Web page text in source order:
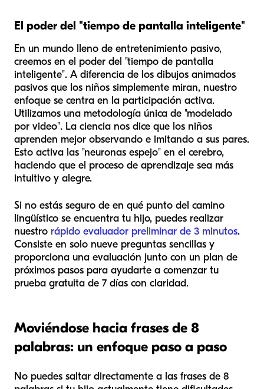
El poder del "tiempo de pantalla inteligente"
En un mundo lleno de entretenimiento pasivo,
creemos en el poder del "tiempo de pantalla
inteligente". A diferencia de los dibujos animados
pasivos que los niños simplemente miran, nuestro
enfoque se centra en la participación activa.
Utilizamos una metodología única de "modelado
por video". La ciencia nos dice que los niños
aprenden mejor observando e imitando a sus pares.
Esto activa las "neuronas espejo" en el cerebro,
haciendo que el proceso de aprendizaje sea más
intuitivo y alegre.
Si no estás seguro de en qué punto del camino
lingüístico se encuentra tu hijo, puedes realizar
nuestro rápido evaluador preliminar de 3 minutos.
Consiste en solo nueve preguntas sencillas y
proporciona una evaluación junto con un plan de
próximos pasos para ayudarte a comenzar tu
prueba gratuita de 7 días con claridad.
Moviéndose hacia frases de 8
palabras: un enfoque paso a paso
No puedes saltar directamente a las frases de 8